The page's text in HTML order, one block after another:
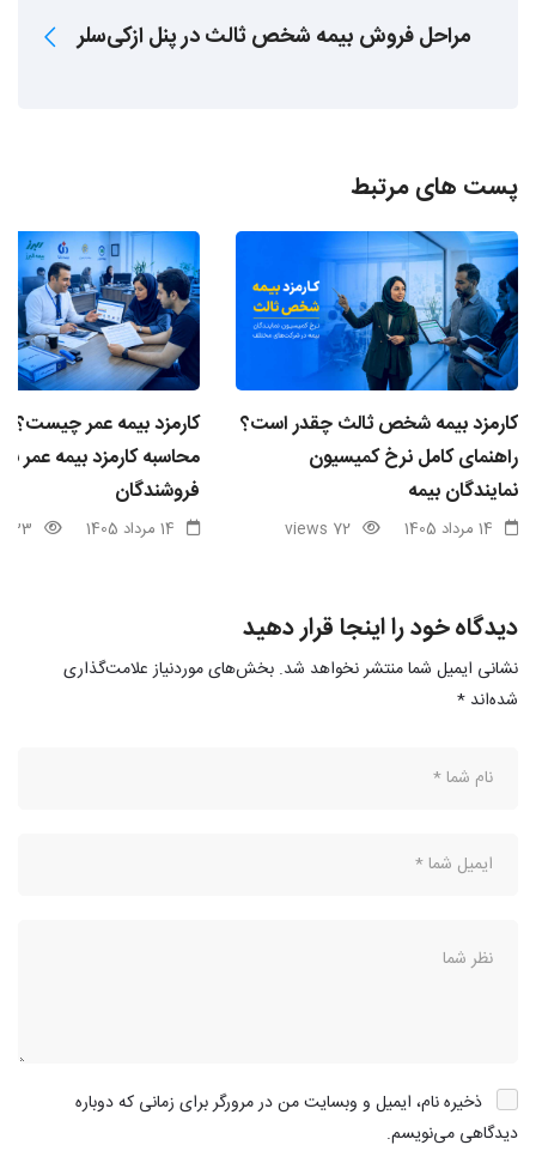
مراحل فروش بیمه شخص ثالث در پنل ازکی‌سلر
پست های مرتبط
کارمزد بیمه شخص ثالث چقدر است؟
راهنمای کامل نرخ کمیسیون
نمایندگان بیمه
14 مرداد 1405 72 views
کارمزد بیمه عمر چیست؟
محاسبه کارمزد بیمه عمر
فروشندگان
14 مرداد 1405 33 views
دیدگاه خود را اینجا قرار دهید
نشانی ایمیل شما منتشر نخواهد شد. بخش‌های موردنیاز علامت‌گذاری
شده‌اند *
ذخیره نام، ایمیل و وبسایت من در مرورگر برای زمانی که دوباره
دیدگاهی می‌نویسم.